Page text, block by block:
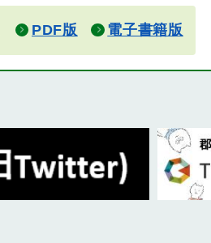
PDF版 電子書籍版